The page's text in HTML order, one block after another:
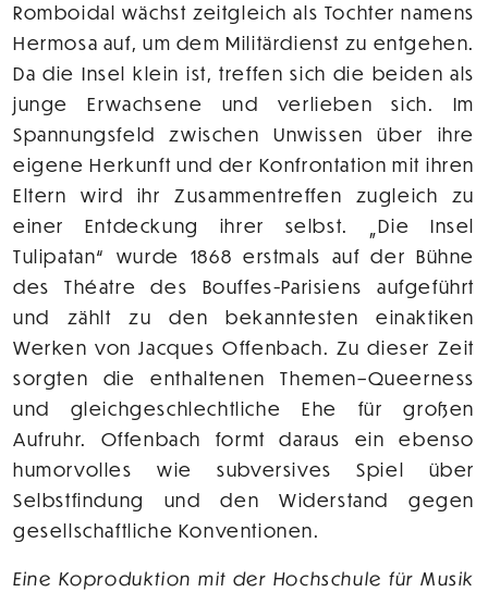
Romboidal wächst zeitgleich als Tochter namens
Hermosa auf, um dem Militärdienst zu entgehen.
Da die Insel klein ist, treffen sich die beiden als
junge Erwachsene und verlieben sich. Im
Spannungsfeld zwischen Unwissen über ihre
eigene Herkunft und der Konfrontation mit ihren
Eltern wird ihr Zusammentreffen zugleich zu
einer Entdeckung ihrer selbst. „Die Insel
Tulipatan“ wurde 1868 erstmals auf der Bühne
des Théatre des Bouffes-Parisiens aufgeführt
und zählt zu den bekanntesten einaktiken
Werken von Jacques Offenbach. Zu dieser Zeit
sorgten die enthaltenen Themen–Queerness
und gleichgeschlechtliche Ehe für großen
Aufruhr. Offenbach formt daraus ein ebenso
humorvolles wie subversives Spiel über
Selbstfindung und den Widerstand gegen
gesellschaftliche Konventionen.
Eine Koproduktion mit der Hochschule für Musik